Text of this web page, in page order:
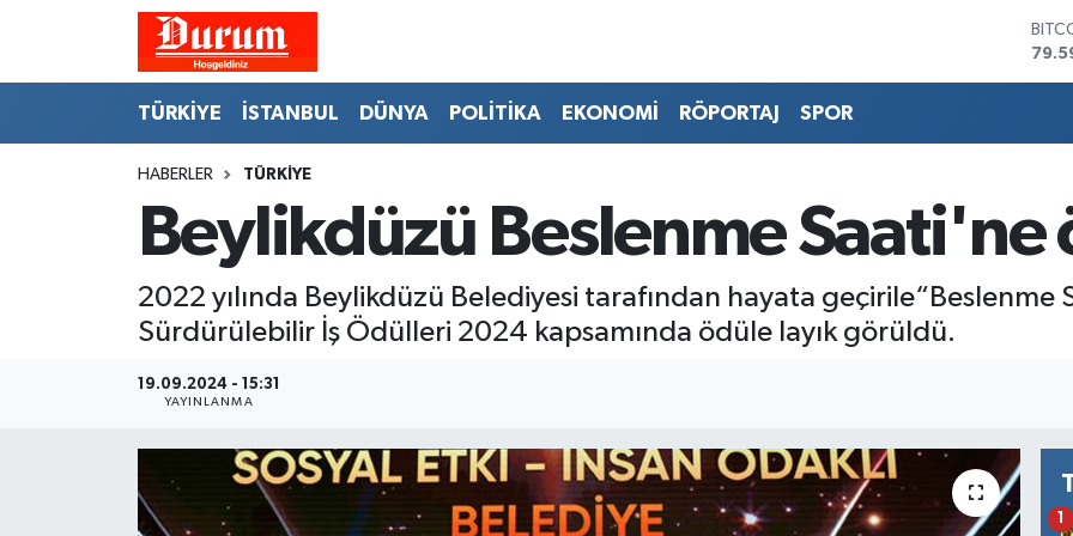
TÜRKİYE İSTANBUL DÜNYA POLİTİKA EKONOMİ RÖPORTAJ SPOR
HABERLER TÜRKİYE
Beylikdüzü Beslenme Saati'ne
2022 yılında Beylikdüzü Belediyesi tarafından hayata geçirile“Beslenme
Sürdürülebilir İş Ödülleri 2024 kapsamında ödüle layık görüldü.
19.09.2024 - 15:31
YAYINLANMA
1
Namaz Vakitleri
Süper Lig Puan Durumu ve Fikstür
Tüm Manşetler
Son Dakika Haberleri
Haber Arşivi